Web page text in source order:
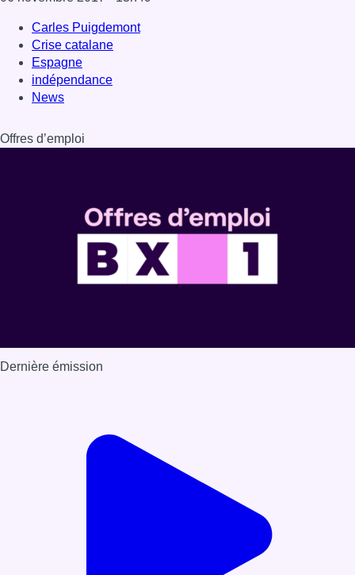
Carles Puigdemont
Crise catalane
Espagne
indépendance
News
Offres d’emploi
Dernière émission